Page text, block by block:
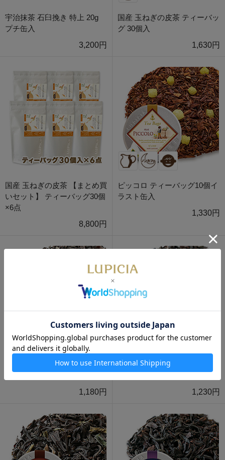
宇治抹茶 石臼挽き 特上 20g
プチ缶入
3,200円
国産 玉ねぎの皮茶 ティーバッ
グ 30個入
1,630円
国産 玉ねぎの皮茶 【まとめ買
いセット】 ティーバッグ30個
×6点
8,800円
ピッコロ ティーバッグ10個イ
ラスト缶入
1,330円
アフタヌーンティー ティーバ
1,180円
アールグレイ ティーバッグ10
1,230円